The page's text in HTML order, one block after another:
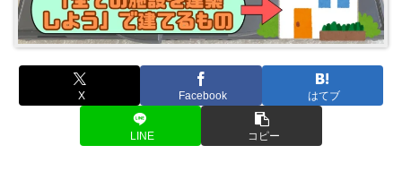
X Facebook はてブ
LINE コピー